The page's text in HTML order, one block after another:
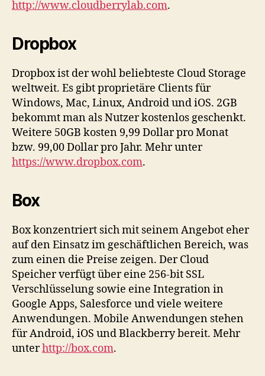
http://www.cloudberrylab.com.
Dropbox
Dropbox ist der wohl beliebteste Cloud Storage
weltweit. Es gibt proprietäre Clients für
Windows, Mac, Linux, Android und iOS. 2GB
bekommt man als Nutzer kostenlos geschenkt.
Weitere 50GB kosten 9,99 Dollar pro Monat
bzw. 99,00 Dollar pro Jahr. Mehr unter
https://www.dropbox.com.
Box
Box konzentriert sich mit seinem Angebot eher
auf den Einsatz im geschäftlichen Bereich, was
zum einen die Preise zeigen. Der Cloud
Speicher verfügt über eine 256-bit SSL
Verschlüsselung sowie eine Integration in
Google Apps, Salesforce und viele weitere
Anwendungen. Mobile Anwendungen stehen
für Android, iOS und Blackberry bereit. Mehr
unterhttp://box.com.